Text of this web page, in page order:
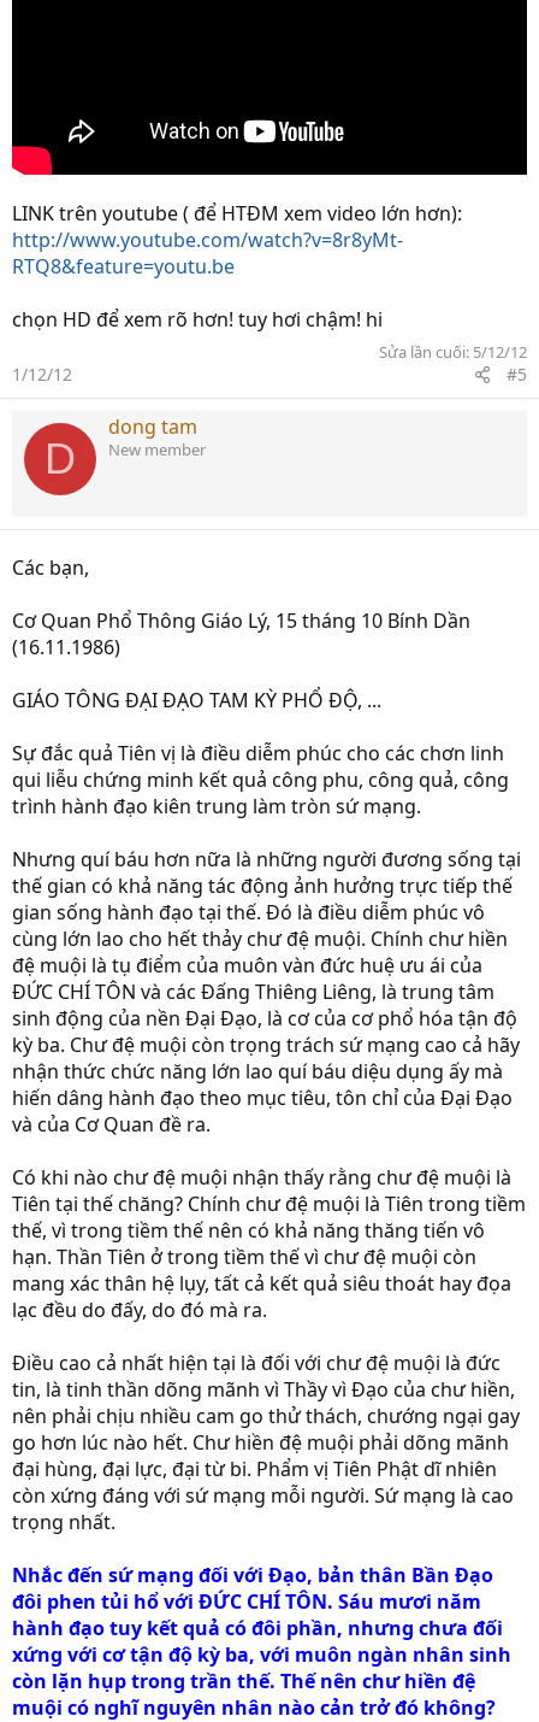
LINK trên youtube ( để HTĐM xem video lớn hơn):
http://www.youtube.com/watch?v=8r8yMt-
RTQ8&feature=youtu.be
chọn HD để xem rõ hơn! tuy hơi chậm! hi
Sửa lần cuối: 5/12/12
1/12/12 #5
D
dong tam
New member
Các bạn,
Cơ Quan Phổ Thông Giáo Lý, 15 tháng 10 Bính Dần
(16.11.1986)
GIÁO TÔNG ĐẠI ĐẠO TAM KỲ PHỔ ĐỘ, ...
Sự đắc quả Tiên vị là điều diễm phúc cho các chơn linh
qui liễu chứng minh kết quả công phu, công quả, công
trình hành đạo kiên trung làm tròn sứ mạng.
Nhưng quí báu hơn nữa là những người đương sống tại
thế gian có khả năng tác động ảnh hưởng trực tiếp thế
gian sống hành đạo tại thế. Đó là điều diễm phúc vô
cùng lớn lao cho hết thảy chư đệ muội. Chính chư hiền
đệ muội là tụ điểm của muôn vàn đức huệ ưu ái của
ĐỨC CHÍ TÔN và các Đấng Thiêng Liêng, là trung tâm
sinh động của nền Đại Đạo, là cơ của cơ phổ hóa tận độ
kỳ ba. Chư đệ muội còn trọng trách sứ mạng cao cả hãy
nhận thức chức năng lớn lao quí báu diệu dụng ấy mà
hiến dâng hành đạo theo mục tiêu, tôn chỉ của Đại Đạo
và của Cơ Quan đề ra.
Có khi nào chư đệ muội nhận thấy rằng chư đệ muội là
Tiên tại thế chăng? Chính chư đệ muội là Tiên trong tiềm
thế, vì trong tiềm thế nên có khả năng thăng tiến vô
hạn. Thần Tiên ở trong tiềm thế vì chư đệ muội còn
mang xác thân hệ lụy, tất cả kết quả siêu thoát hay đọa
lạc đều do đấy, do đó mà ra.
Điều cao cả nhất hiện tại là đối với chư đệ muội là đức
tin, là tinh thần dõng mãnh vì Thầy vì Đạo của chư hiền,
nên phải chịu nhiều cam go thử thách, chướng ngại gay
go hơn lúc nào hết. Chư hiền đệ muội phải dõng mãnh
đại hùng, đại lực, đại từ bi. Phẩm vị Tiên Phật dĩ nhiên
còn xứng đáng với sứ mạng mỗi người. Sứ mạng là cao
trọng nhất.
Nhắc đến sứ mạng đối với Đạo, bản thân Bần Đạo
đôi phen tủi hổ với ĐỨC CHÍ TÔN. Sáu mươi năm
hành đạo tuy kết quả có đôi phần, nhưng chưa đối
xứng với cơ tận độ kỳ ba, với muôn ngàn nhân sinh
còn lặn hụp trong trần thế. Thế nên chư hiền đệ
muội có nghĩ nguyên nhân nào cản trở đó không?